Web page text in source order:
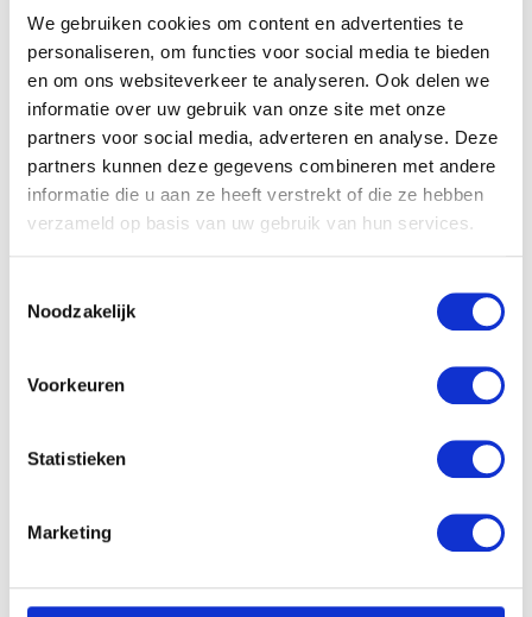
We gebruiken cookies om content en advertenties te
personaliseren, om functies voor social media te bieden
en om ons websiteverkeer te analyseren. Ook delen we
informatie over uw gebruik van onze site met onze
partners voor social media, adverteren en analyse. Deze
partners kunnen deze gegevens combineren met andere
informatie die u aan ze heeft verstrekt of die ze hebben
verzameld op basis van uw gebruik van hun services.
Noodzakelijk
Voorkeuren
Statistieken
Marketing